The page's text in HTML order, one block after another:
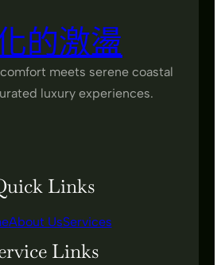
的激盪
meets serene coastal
luxury experiences.
Links
About UsServices
Links